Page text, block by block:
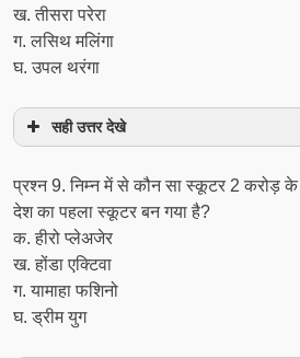
ख. तीसरा परेरा
ग. लसिथ मलिंगा
घ. उपल थरंगा
सही उत्तर देखे
प्रश्‍न 9. निम्न में से कौन सा स्कूटर 2 करोड़
देश का पहला स्कूटर बन गया है?
क. हीरो प्लेअजेर
ख. होंडा एक्टिवा
ग. यामाहा फशिनो
घ. ड्रीम युग